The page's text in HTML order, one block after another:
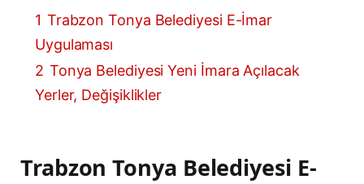
1 Trabzon Tonya Belediyesi E-İmar
Uygulaması
2 Tonya Belediyesi Yeni İmara Açılacak
Yerler, Değişiklikler
Trabzon Tonya Belediyesi E-